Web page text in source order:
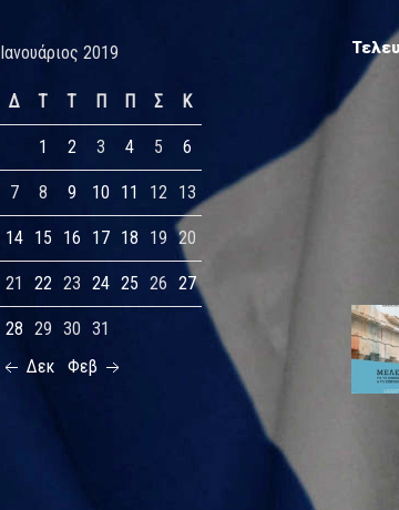
Ιανουάριος 2019
Δ Τ Τ Π Π Σ Κ
1 2 3 4 5 6
7 8 9 10 11 12 13
14 15 16 17 18 19 20
21 22 23 24 25 26 27
28 29 30 31
Δεκ
Φεβ